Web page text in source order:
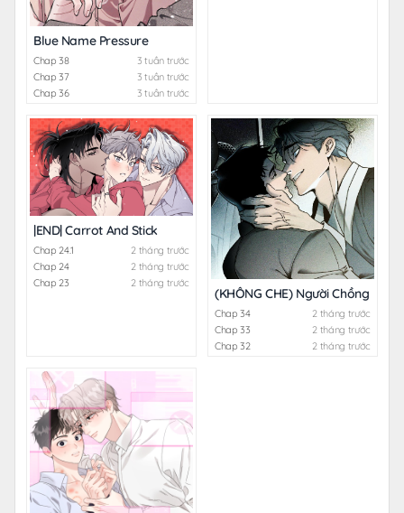
Blue Name Pressure
Chap 38
3 tuần trước
Chap 37
3 tuần trước
Chap 36
3 tuần trước
|END| Carrot And Stick
Chap 24.1
2 tháng trước
Chap 24
2 tháng trước
Chap 23
2 tháng trước
(KHÔNG CHE) Người Chồng Hiến
Chap 34
2 tháng trước
Chap 33
2 tháng trước
Chap 32
2 tháng trước